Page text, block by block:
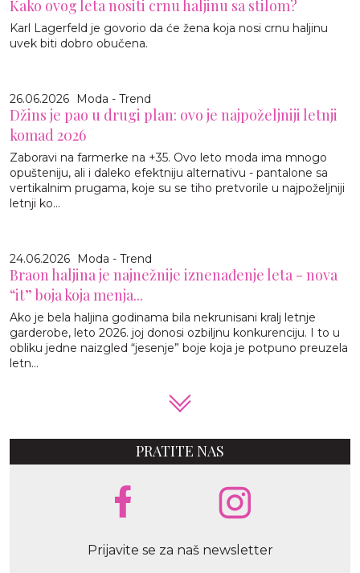
Kako ovog leta nositi crnu haljinu sa stilom?
Karl Lagerfeld je govorio da će žena koja nosi crnu haljinu
uvek biti dobro obučena.
26.06.2026 Moda - Trend
Džins je pao u drugi plan: ovo je najpoželjniji letnji
komad 2026
Zaboravi na farmerke na +35. Ovo leto moda ima mnogo
opušteniju, ali i daleko efektniju alternativu - pantalone sa
vertikalnim prugama, koje su se tiho pretvorile u najpoželjniji
letnji ko...
24.06.2026 Moda - Trend
Braon haljina je najnežnije iznenađenje leta - nova
“it” boja koja menja...
Ako je bela haljina godinama bila nekrunisani kralj letnje
garderobe, leto 2026. joj donosi ozbiljnu konkurenciju. I to u
obliku jedne naizgled “jesenje” boje koja je potpuno preuzela
letn...
PRATITE NAS
Prijavite se za naš newsletter